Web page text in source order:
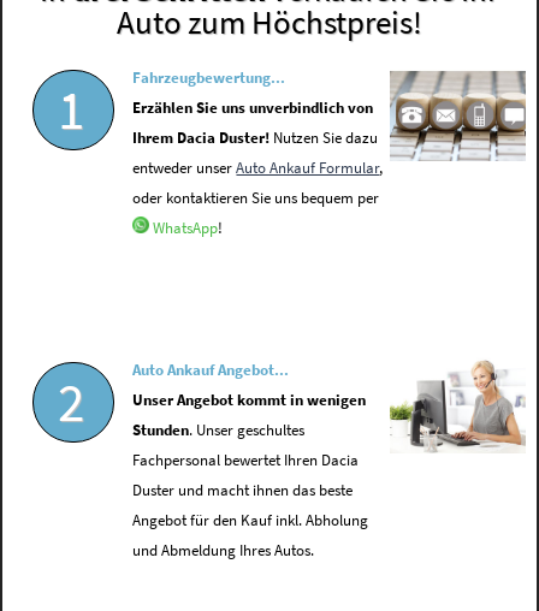
Auto zum Höchstpreis!
1
Fahrzeugbewertung...
Erzählen Sie uns unverbindlich von
Ihrem Dacia Duster! Nutzen Sie dazu
entweder unserAuto Ankauf Formular,
oder kontaktieren Sie uns bequem per
WhatsApp!
2
Auto Ankauf Angebot...
Unser Angebot kommt in wenigen
Stunden. Unser geschultes
Fachpersonal bewertet Ihren Dacia
Duster und macht ihnen das beste
Angebot für den Kauf inkl. Abholung
und Abmeldung Ihres Autos.